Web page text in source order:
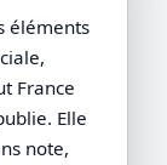
éléments
France
Elle
note,